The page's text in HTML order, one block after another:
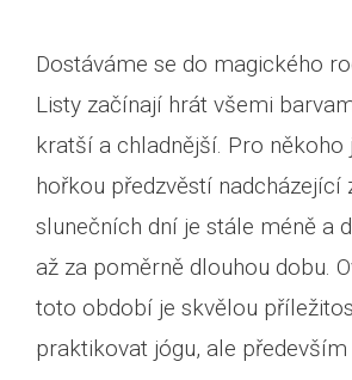
Dostáváme se do magického
Listy začínají hrát všemi
kratší a chladnější. Pro někoho
hořkou předzvěstí nadcházející
slunečních dní je stále méně a
až za poměrně dlouhou dobu.
toto období je skvělou
praktikovat jógu, ale